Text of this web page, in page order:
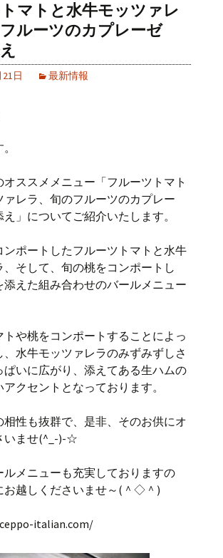
マトと水牛モッツァレ
ルーツのカプレーゼ
日 最新情報
ススメメニュー「フルーツトマト
ァレラ、旬のフルーツのカプレー
」についてご紹介いたします。
ンポートしたフルーツトマトと水牛
、そして、旬の桃をコンポートし
添えた組み合わせのバールメニュー
トや桃をコンポートすることによっ
水牛モッツァレラのみずみずしさ
ぱいに広がり、添えてある生ハムの
クセントとなっております。
相性も抜群で、是非、そのお供にオ
いませ(^_-)-☆
ルメニューも充実しておりますの
お越しくださいませ～(＾◇＾)
italian.com/